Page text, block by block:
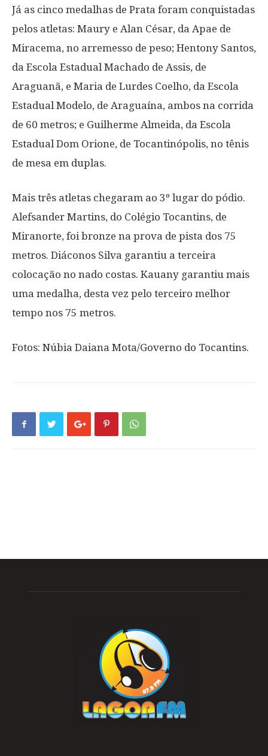
Já as cinco medalhas de Prata foram conquistadas
pelos atletas: Maury e Alan César, da Apae de
Miracema, no arremesso de peso; Hentony Santos,
da Escola Estadual Machado de Assis, de
Araguanã, e Maria de Lurdes Coelho, da Escola
Estadual Modelo, de Araguaína, ambos na corrida
de 60 metros; e Guilherme Almeida, da Escola
Estadual Dom Orione, de Tocantinópolis, no tênis
de mesa em duplas.
Mais três atletas chegaram ao 3º lugar do pódio.
Alefsander Martins, do Colégio Tocantins, de
Miranorte, foi bronze na prova de pista dos 75
metros. Diáconos Silva garantiu a terceira
colocação no nado costas. Kauany garantiu mais
uma medalha, desta vez pelo terceiro melhor
tempo nos 75 metros.
Fotos: Núbia Daiana Mota/Governo do Tocantins.